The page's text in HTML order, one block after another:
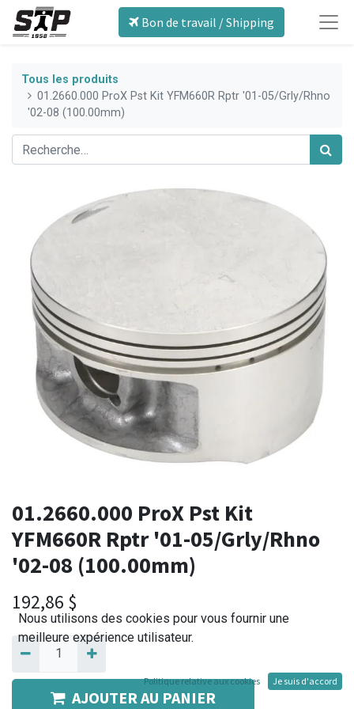
Bon de travail / Shipping
Tous les produits
01.2660.000 ProX Pst Kit YFM660R Rptr '01-05/Grly/Rhno
'02-08 (100.00mm)
01.2660.000 ProX Pst Kit
YFM660R Rptr '01-05/Grly/Rhno
'02-08 (100.00mm)
192,86 $
AJOUTER AU PANIER
Nous utilisons des cookies pour vous fournir une
meilleure expérience utilisateur.
Politique relative aux cookies Je suis d'accord